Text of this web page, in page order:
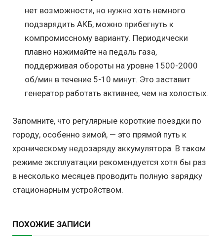
нет возможности, но нужно хоть немного
подзарядить АКБ, можно прибегнуть к
компромиссному варианту. Периодически
плавно нажимайте на педаль газа,
поддерживая обороты на уровне 1500-2000
об/мин в течение 5-10 минут. Это заставит
генератор работать активнее, чем на холостых.
Запомните, что регулярные короткие поездки по
городу, особенно зимой, — это прямой путь к
хроническому недозаряду аккумулятора. В таком
режиме эксплуатации рекомендуется хотя бы раз
в несколько месяцев проводить полную зарядку
стационарным устройством.
ПОХОЖИЕ ЗАПИСИ